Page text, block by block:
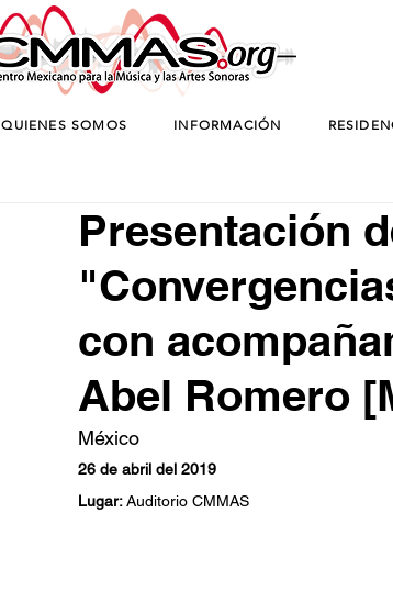
QUIENES SOMOS INFORMACIÓN
Presentación
con
Abel Romero
México
26 de abril del 2019
Lugar: Auditorio CMMAS